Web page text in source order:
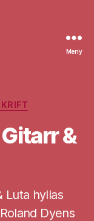
Meny
&
Luta hyllas
Dyens